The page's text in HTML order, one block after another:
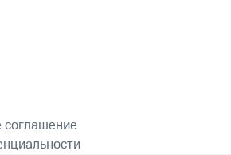
соглашение